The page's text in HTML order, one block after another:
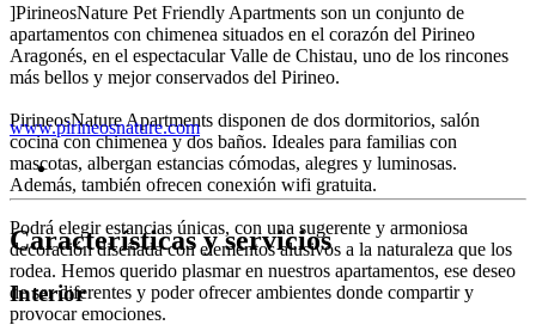
]PirineosNature Pet Friendly Apartments son un conjunto de
apartamentos con chimenea situados en el corazón del Pirineo
Aragonés, en el espectacular Valle de Chistau, uno de los rincones
más bellos y mejor conservados del Pirineo.
PirineosNature Apartments disponen de dos dormitorios, salón
cocina con chimenea y dos baños. Ideales para familias con
mascotas, albergan estancias cómodas, alegres y luminosas.
Además, también ofrecen conexión wifi gratuita.
Podrá elegir estancias únicas, con una sugerente y armoniosa
decoración diseñada con elementos alusivos a la naturaleza que los
rodea. Hemos querido plasmar en nuestros apartamentos, ese deseo
de ser diferentes y poder ofrecer ambientes donde compartir y
provocar emociones.
www.pirineosnature.com
Características y servicios
Interior